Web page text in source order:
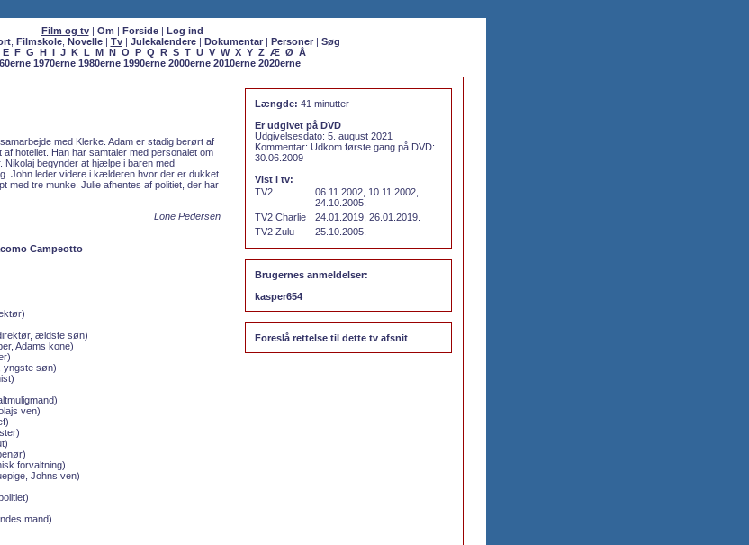
Film og tv| Om | Forside| Log ind
, Filmskole, Novelle| Tv| Julekalendere| Dokumentar| Personer| Søg
E F G H I J K L M N O P Q R S T U V W X Y Z Æ Ø Å
1970erne 1980erne 1990erne 2000erne 2010erne 2020erne
med Klerke. Adam er stadig berørt af
hotellet. Han har samtaler med personalet om
begynder at hjælpe i baren med
John leder videre i kælderen hvor der er dukket
med tre munke. Julie afhentes af politiet, der har
Lone Pedersen
Campeotto
ældste søn)
Adams kone)
yngste søn)
ven)
forvaltning)
Johns ven)
mand)
Længde: 41 minutter
Er udgivet på DVD
Udgivelsesdato: 5. august 2021
Kommentar: Udkom første gang på DVD:
30.06.2009
Vist i tv:
TV2
06.11.2002, 10.11.2002,
24.10.2005.
TV2 Charlie
24.01.2019, 26.01.2019.
TV2 Zulu
25.10.2005.
Brugernes anmeldelser:
kasper654
Foreslå rettelse til dette tv afsnit